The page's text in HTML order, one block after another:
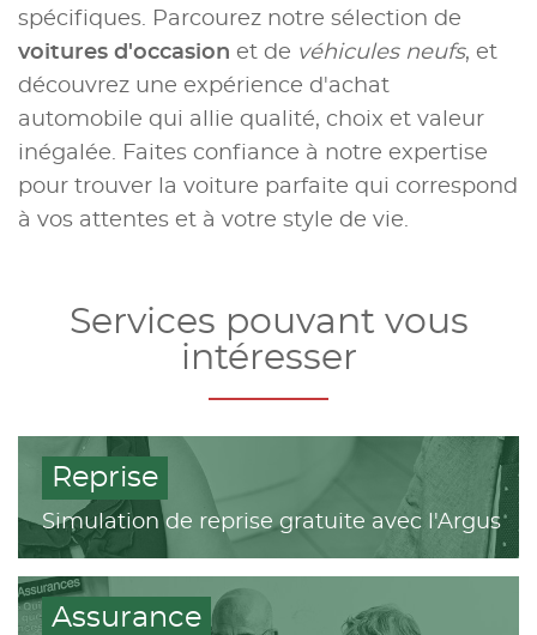
spécifiques. Parcourez notre sélection de
voitures d'occasion et de véhicules neufs, et
découvrez une expérience d'achat
automobile qui allie qualité, choix et valeur
inégalée. Faites confiance à notre expertise
pour trouver la voiture parfaite qui correspond
à vos attentes et à votre style de vie.
Services pouvant vous
intéresser
Reprise
Simulation de reprise gratuite avec l'Argus
Assurance